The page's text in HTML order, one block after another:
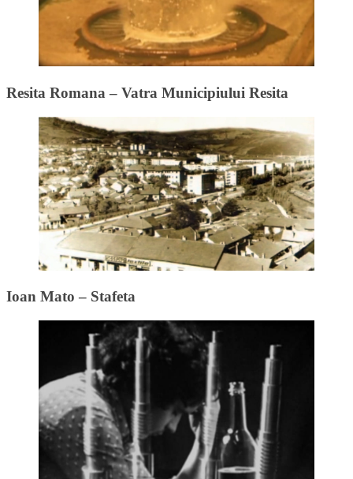
Resita Romana – Vatra Municipiului Resita
Ioan Mato – Stafeta